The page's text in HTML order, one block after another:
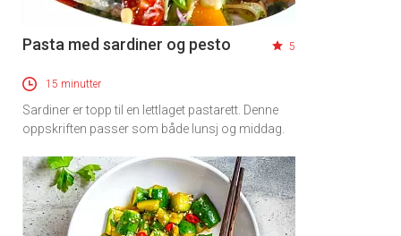
Pasta med sardiner og pesto 5
15 minutter
Sardiner er topp til en lettlaget pastarett. Denne
oppskriften passer som både lunsj og middag.